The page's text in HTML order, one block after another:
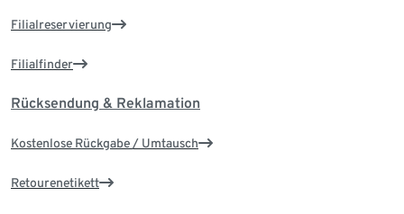
Filialreservierung
Filialfinder
Rücksendung & Reklamation
Kostenlose Rückgabe / Umtausch
Retourenetikett